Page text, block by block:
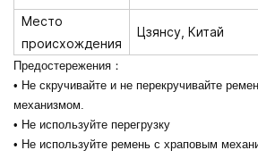
Место
происхождения
Цзянсу, Китай
Предостережения ：
• Не скручивайте и не перекручивайте
механизмом.
• Не используйте перегрузку
• Не используйте ремень с храповым